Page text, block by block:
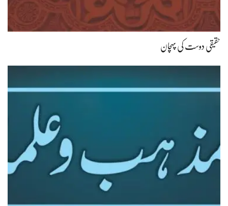
حقیقی دوست کی پہچان